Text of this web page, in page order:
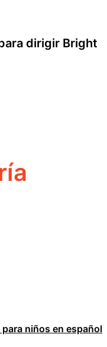
dirigir Bright
niños en español